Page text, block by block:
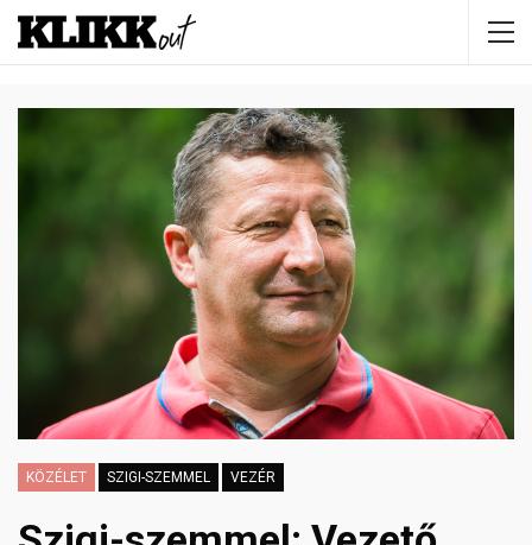
KÖZÉLET SZIGI-SZEMMEL VEZÉR